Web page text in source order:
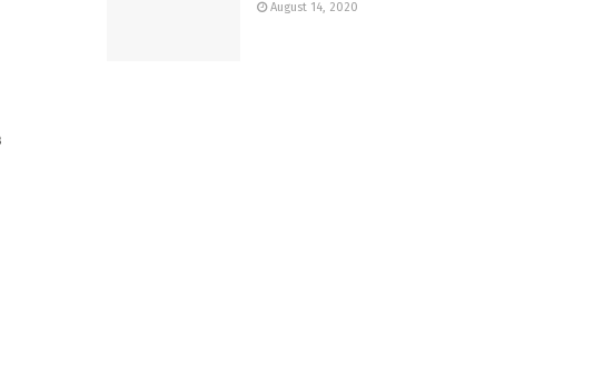
August 14, 2020